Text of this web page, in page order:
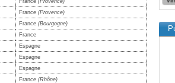
France (Provence)
France (Provence)
France (Bourgogne)
France
Espagne
Espagne
Espagne
France (Rhône)